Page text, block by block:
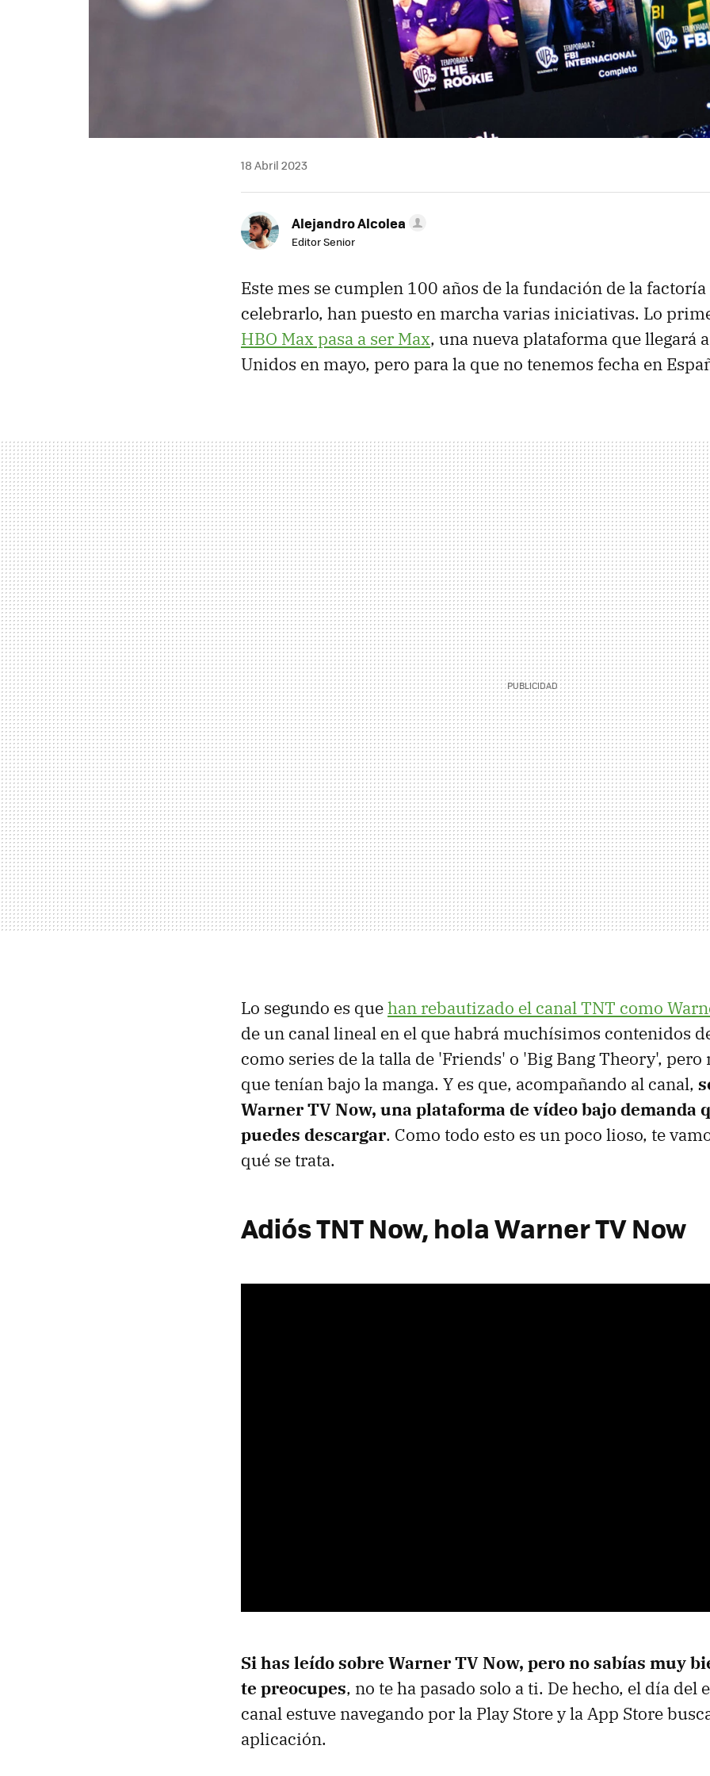
18 Abril 2023
Alejandro Alcolea
Editor Senior
Este mes se cumplen 100 años de la fundación de la
celebrarlo, han puesto en marcha varias iniciativas. Lo
HBO Max pasa a ser Max, una nueva plataforma que llegará
Unidos en mayo, pero para la que no tenemos fecha en
Lo segundo es quehan rebautizado el canal TNT como
de un canal lineal en el que habrá muchísimos contenidos
como series de la talla de 'Friends' o 'Big Bang Theory', pero
que tenían bajo la manga. Y es que, acompañando al canal,
Warner TV Now, una plataforma de vídeo bajo demanda
puedes descargar. Como todo esto es un poco lioso, te
qué se trata.
Adiós TNT Now, hola Warner TV Now
Si has leído sobre Warner TV Now, pero no sabías muy
te preocupes, no te ha pasado solo a ti. De hecho, el día del
canal estuve navegando por la Play Store y la App Store
aplicación.